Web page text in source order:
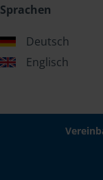
Sprachen
Deutsch
Englisch